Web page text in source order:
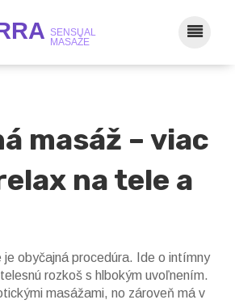
masáž – viac
na tele a
je obyčajná procedúra. Ide o intímny
rozkoš s hlbokým uvoľnením.
masážami, no zároveň má v